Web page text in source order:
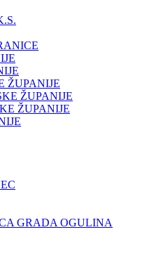
ŽUPANIJE
ŽUPANIJE
ŽUPANIJE
GRADA OGULINA